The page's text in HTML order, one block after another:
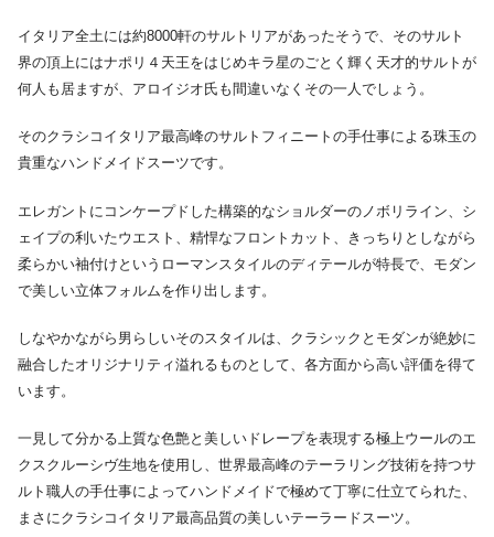
イタリア全土には約8000軒のサルトリアがあったそうで、そのサルト
界の頂上にはナポリ４天王をはじめキラ星のごとく輝く天才的サルトが
何人も居ますが、アロイジオ氏も間違いなくその一人でしょう。
そのクラシコイタリア最高峰のサルトフィニートの手仕事による珠玉の
貴重なハンドメイドスーツです。
エレガントにコンケープドした構築的なショルダーのノボリライン、シ
ェイプの利いたウエスト、精悍なフロントカット、きっちりとしながら
柔らかい袖付けというローマンスタイルのディテールが特長で、モダン
で美しい立体フォルムを作り出します。
しなやかながら男らしいそのスタイルは、クラシックとモダンが絶妙に
融合したオリジナリティ溢れるものとして、各方面から高い評価を得て
います。
一見して分かる上質な色艶と美しいドレープを表現する極上ウールのエ
クスクルーシヴ生地を使用し、世界最高峰のテーラリング技術を持つサ
ルト職人の手仕事によってハンドメイドで極めて丁寧に仕立てられた、
まさにクラシコイタリア最高品質の美しいテーラードスーツ。